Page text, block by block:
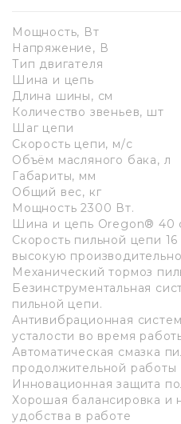
Мощность, Вт
Напряжение, В
Тип двигателя
Шина и цепь
Длина шины, см
Количество звеньев, шт
Шаг цепи
Скорость цепи, м/с
Объём масляного бака, л
Габариты, мм
Общий вес, кг
Мощность 2300 Вт.
Шина и цепь Oregon® 40
Скорость пильной цепи
высокую
Механический тормоз
Безинструментальная
пильной цепи.
Антивибрационная
усталости во время
Автоматическая смазка
продолжительной работы
Инновационная защита
Хорошая балансировка и
удобства в работе